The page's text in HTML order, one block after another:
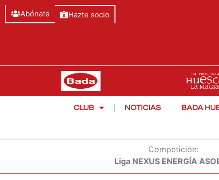
Abónate Hazte socio
CLUB NOTICIAS BADA
Competición:
Liga NEXUS ENERGÍA